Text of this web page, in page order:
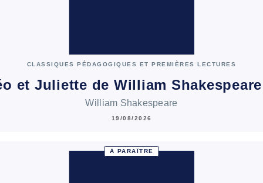
CLASSIQUES PÉDAGOGIQUES ET PREMIÈRES LECTURES
et Juliette de William
William Shakespeare
19/08/2026
À PARAÎTRE